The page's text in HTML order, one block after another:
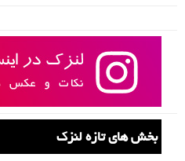
بخش های تازه لنزک